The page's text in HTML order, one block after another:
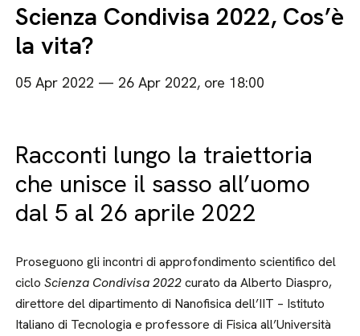
Scienza Condivisa 2022, Cos’è
la vita?
05 Apr 2022 — 26 Apr 2022, ore 18:00
Racconti lungo la traiettoria
che unisce il sasso all’uomo
dal 5 al 26 aprile 2022
Proseguono gli incontri di approfondimento scientifico del
cicloScienza Condivisa 2022curato da Alberto Diaspro,
direttore del dipartimento di Nanofisica dell’IIT – Istituto
Italiano di Tecnologia e professore di Fisica all’Università